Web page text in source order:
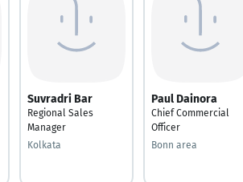
Suvradri Bar
Regional Sales
Manager
Kolkata
Paul Dainora
Chief Commercial
Officer
Bonn area